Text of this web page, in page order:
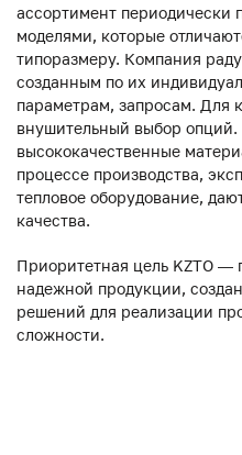
ассортимент периодически
моделями, которые
типоразмеру. Компания
созданным по их
параметрам, запросам. Для
внушительный выбор опций.
высококачественные
процессе производства,
тепловое оборудование,
качества.
Приоритетная цель KZTO —
надежной продукции,
решений для реализации
сложности.